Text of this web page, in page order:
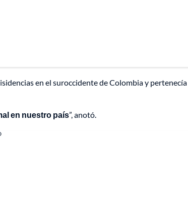
en el suroccidente de Colombia y pertenecía
en nuestro país”, anotó.